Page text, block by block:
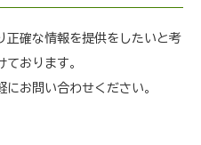
正確な情報を提供をしたいと考
おります。
お問い合わせください。